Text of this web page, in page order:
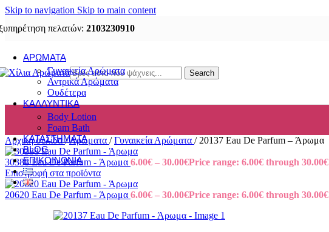
Skip to navigation Skip to main content
πελατών: 2103230910
Search
ΑΡΏΜΑΤΑ
Γυναικεία Αρώματα
Αντρικά Αρώματα
Ουδέτερα
ΚΑΛΛΥΝΤΙΚΆ
Body Lotion
Foam Bath
ΚΑΤΑΣΤΉΜΑΤΑ
BLOG
ΕΠΙΚΟΙΝΩΝΊΑ
Αρχική σελίδα/Αρώματα / Γυναικεία Αρώματα / 20137 Eau De Parfum – Άρωμα
30388 Eau De Parfum - Άρωμα 6.00€ – 30.00€Price range: 6.00€ through 30.00€
Επιστροφή στα προϊόντα
20620 Eau De Parfum - Άρωμα 6.00€ – 30.00€Price range: 6.00€ through 30.00€